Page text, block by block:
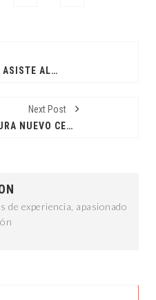
CECILIA PATRÓN ASISTE AL TERCER INFORME
Next Post
VILA INAUGURA NUEVO CENTRO DE JUSTICIA
de experiencia, apasionado